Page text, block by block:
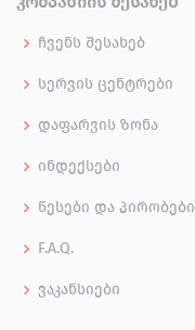
ჩვენს შესახებ
სერვის ცენტრები
დაფარვის ზონა
ინდექსები
წესები და პირობები
F.A.Q.
ვაკანსიები